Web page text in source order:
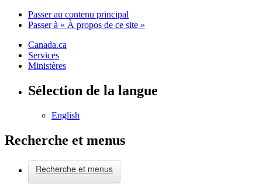
Passer au contenu principal
Passer à « À propos de ce site »
Canada.ca
Services
Ministères
Sélection de la langue
English
Recherche et menus
Recherche et menus